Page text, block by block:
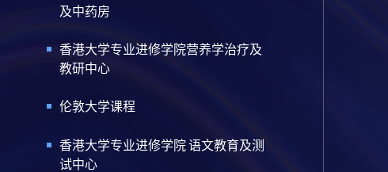
及中药房
香港大学专业进修学院营养学治疗及
教研中心
伦敦大学课程
香港大学专业进修学院 语文教育及测
试中心